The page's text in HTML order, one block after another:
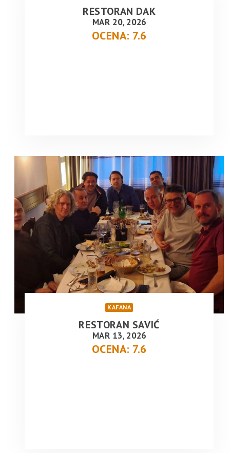
RESTORAN DAK
MAR 20, 2026
OCENA: 7.6
KAFANA
RESTORAN SAVIĆ
MAR 13, 2026
OCENA: 7.6